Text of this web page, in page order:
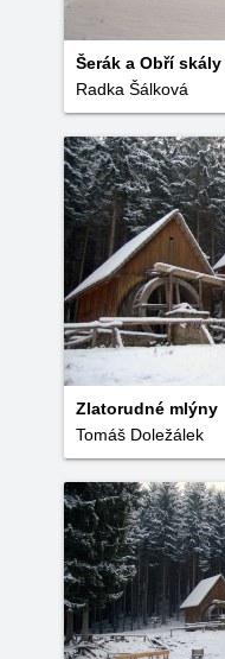
Šerák a Obří skály
Radka Šálková
Zlatorudné mlýny
Tomáš Doležálek